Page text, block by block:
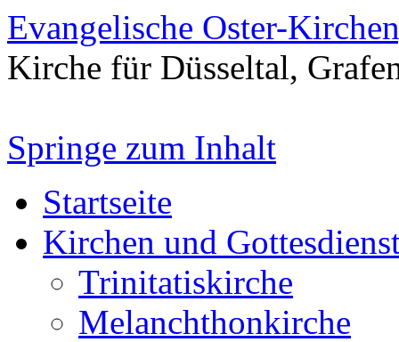
Evangelische Oster-
Kirche für Düsseltal,
Springe zum Inhalt
Startseite
Kirchen und
Trinitatiskirche
Melanchthonkirche